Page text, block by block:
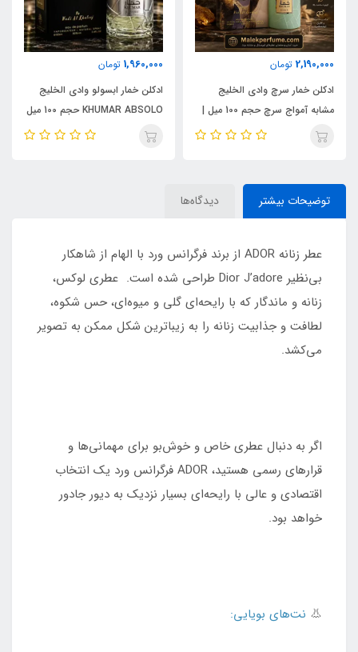
2,190,000 تومان
ادکلن خمار سرچ وادی الخلیج
مشابه آمواج سرچ حجم 100 میل |
KHUMAR Search Eau de
1,960,000 تومان
ادکلن خمار ابسولو وادی الخلیج
KHUMAR ABSOLO حجم 100 میل
| مشابه اورجینال ایو سن لورن مای
توضیحات بیشتر دیدگاه‌ها
عطر زنانه ADOR از برند فرگرانس ورد با الهام از شاهکار
بی‌نظیر Dior J’adore طراحی شده است. عطری لوکس،
زنانه و ماندگار که با رایحه‌ای گلی و میوه‌ای، حس شکوه،
لطافت و جذابیت زنانه را به زیباترین شکل ممکن به تصویر
می‌کشد.
اگر به دنبال عطری خاص و خوش‌بو برای مهمانی‌ها و
قرارهای رسمی هستید، ADOR فرگرانس ورد یک انتخاب
اقتصادی و عالی با رایحه‌ای بسیار نزدیک به دیور جادور
خواهد بود.
👃 نت‌های بویایی: